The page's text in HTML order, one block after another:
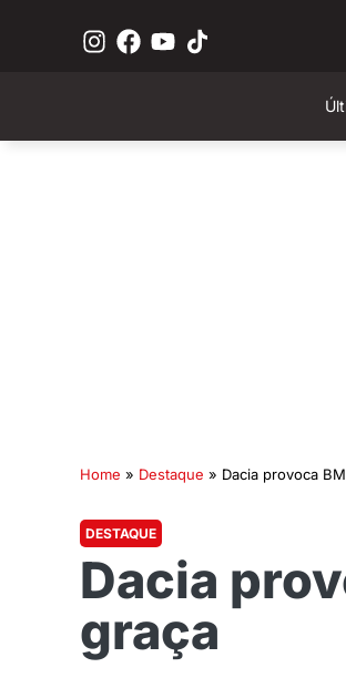
Home » Destaque » Dacia provoca
DESTAQUE
Dacia
graça